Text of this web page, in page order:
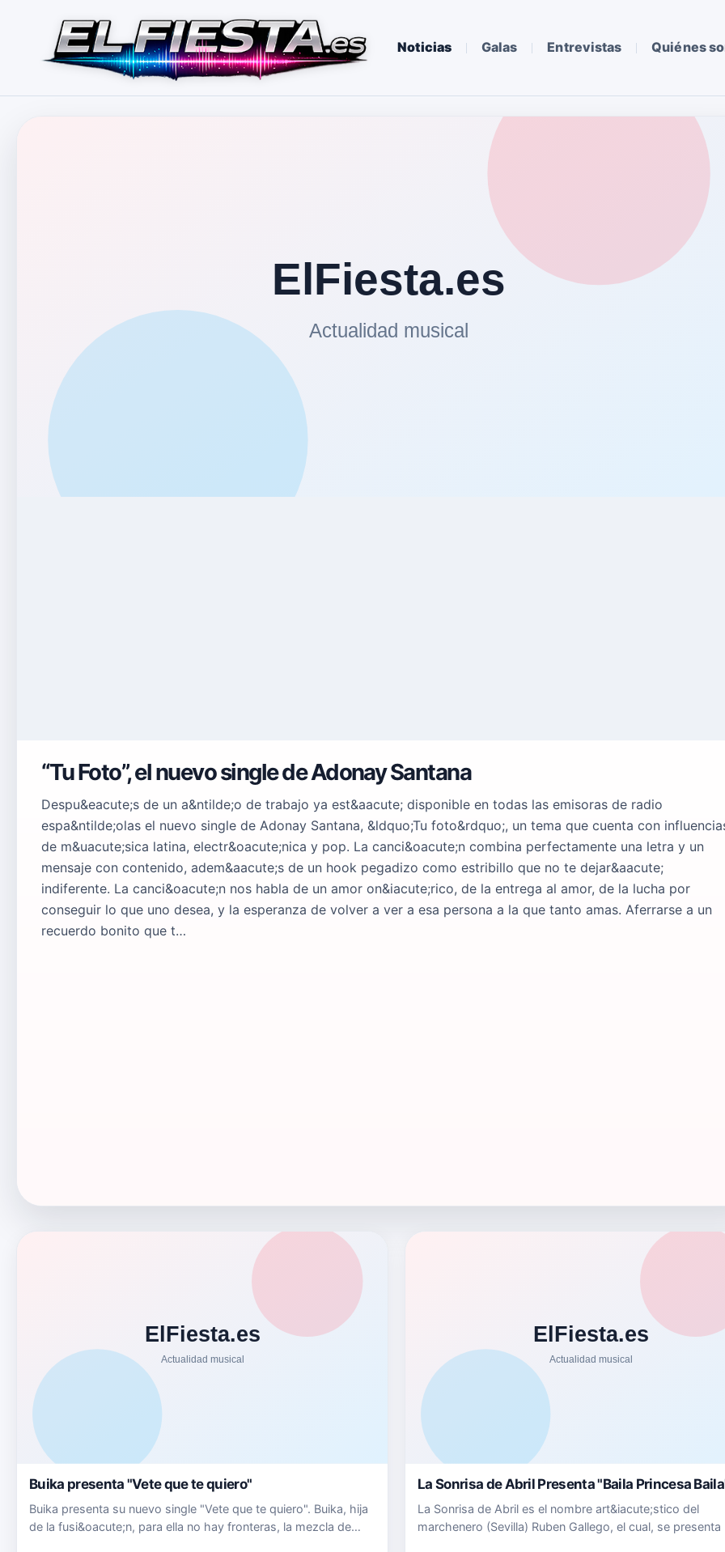
Noticias Galas Entrevistas Quiénes
“Tu Foto”, el nuevo single de Adonay Santana
Despu&eacute;s de un a&ntilde;o de trabajo ya est&aacute; disponible en todas las emisoras de radio
espa&ntilde;olas el nuevo single de Adonay Santana, &ldquo;Tu foto&rdquo;, un tema que cuenta con
de m&uacute;sica latina, electr&oacute;nica y pop. La canci&oacute;n combina perfectamente una letra y un
mensaje con contenido, adem&aacute;s de un hook pegadizo como estribillo que no te dejar&aacute;
indiferente. La canci&oacute;n nos habla de un amor on&iacute;rico, de la entrega al amor, de la lucha por
conseguir lo que uno desea, y la esperanza de volver a ver a esa persona a la que tanto amas. Aferrarse a un
recuerdo bonito que t…
Buika presenta "Vete que te quiero"
Buika presenta su nuevo single "Vete que te quiero". Buika, hija
de la fusi&oacute;n, para ella no hay fronteras, la mezcla de
La Sonrisa de Abril Presenta "Baila Princesa
La Sonrisa de Abril es el nombre art&iacute;stico del
marchenero (Sevilla) Ruben Gallego, el cual, se presenta